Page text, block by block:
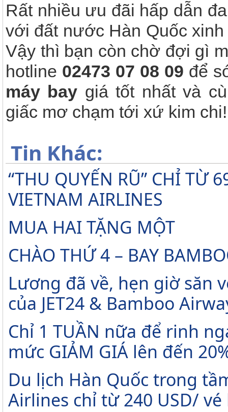
Rất nhiều ưu đãi hấp dẫn
với đất nước Hàn Quốc
Vậy thì bạn còn chờ đợi gì
hotline 02473 07 08 09 để
máy bay giá tốt nhất và
giấc mơ chạm tới xứ kim
Tin Khác:
“THU QUYẾN RŨ” CHỈ TỪ
VIETNAM AIRLINES
MUA HAI TẶNG MỘT
CHÀO THỨ 4 – BAY
Lương đã về, hẹn giờ săn
của JET24 & Bamboo
Chỉ 1 TUẦN nữa để rinh
mức GIẢM GIÁ lên đến
Du lịch Hàn Quốc trong
Airlines chỉ từ 240 USD/